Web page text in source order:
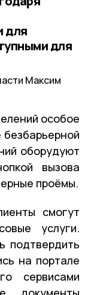
для
для
Максим
особое
оборудуют
вызова
проёмы.
смогут
услуги.
подтвердить
на портале
сервисами